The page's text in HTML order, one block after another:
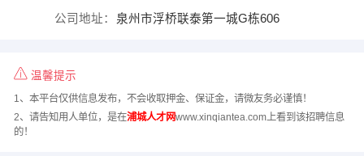
公司地址： 泉州市浮桥联泰第一城G栋606
温馨提示
1、本平台仅供信息发布，不会收取押金、保证金，请微友务必谨慎！
2、请告知用人单位，是在浦城人才网www.xinqiantea.com上看到该招聘信息
的！